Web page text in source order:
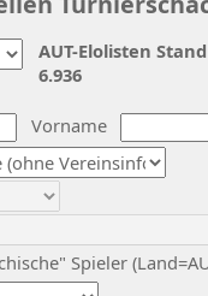
Vorname
Spieler
AUT-Elolisten
6.936